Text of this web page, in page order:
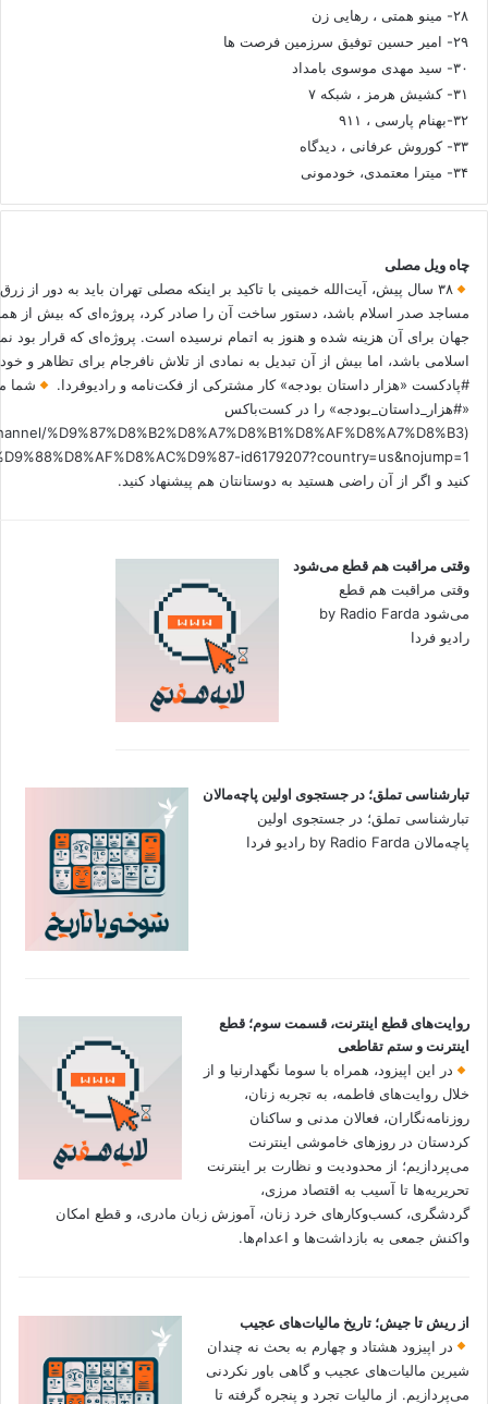
۲۸- مینو همتی ، رهایی زن
۲۹- امیر حسین توفیق سرزمین فرصت ها
۳۰- سید مهدی موسوی بامداد
۳۱- کشیش هرمز ، شبکه ۷
۳۲-بهنام پارسی ، ۹۱۱
۳۳- کوروش عرفانی ، دیدگاه
۳۴- میترا معتمدی، خودمونی
چاه ویل مصلی
۳۸ سال پیش، آیت‌الله خمینی با تاکید بر اینکه مصلی تهران باید به دور از
مساجد صدر اسلام باشد، دستور ساخت آن را صادر کرد، پروژه‌ای که بیش از
جهان برای آن هزینه شده و هنوز به اتمام نرسیده است. پروژه‌ای که قرار بود
اسلامی باشد، اما بیش از آن تبدیل به نمادی از تلاش نافرجام برای تظاهر و
#پادکست «هزار داستان بودجه» کار مشترکی از فکت‌نامه و رادیوفردا.
شما
«#هزار_داستان_بودجه» را در کست‌باکس
%D9%87%D8%B2%D8%A7%D8%B1%D8%AF%D8%A7%D8%B3
کنید و اگر از آن راضی هستید به دوستانتان هم پیشنهاد کنید.
وقتی مراقبت هم قطع می‌شود
وقتی مراقبت هم قطع
می‌شود by Radio Farda
رادیو فردا
تبارشناسی تملق؛ در جستجوی اولین‌ پاچه‌مالان
تبارشناسی تملق؛ در جستجوی اولین‌
پاچه‌مالان by Radio Farda رادیو فردا
روایت‌های قطع اینترنت، قسمت سوم؛ قطع
اینترنت و ستم تقاطعی
در این اپیزود، همراه با سوما نگهدارنیا و از
خلال روایت‌های فاطمه، به تجربه زنان،
روزنامه‌نگاران، فعالان مدنی و ساکنان
کردستان در روزهای خاموشی اینترنت
می‌پردازیم؛ از محدودیت و نظارت بر اینترنت
تحریریه‌ها تا آسیب به اقتصاد مرزی،
گردشگری، کسب‌وکارهای خرد زنان، آموزش زبان مادری، و قطع امکان
واکنش جمعی به بازداشت‌ها و اعدام‌ها.
از ریش تا جیش؛ تاریخ مالیات‌های عجیب
در اپیزود هشتاد و چهارم به بحث نه چندان
شیرین مالیات‌های عجیب و گاهی باور نکردنی‌
می‌پردازیم. از مالیات تجرد و پنجره گرفته تا